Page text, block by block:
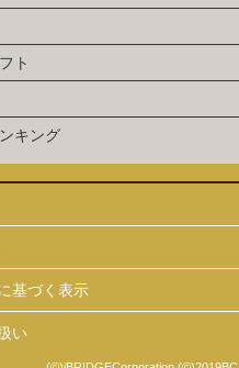
ト
キング
基づく表示
い